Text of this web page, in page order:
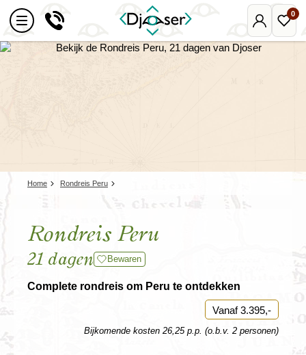
Mijn
Djoser
0
Home Rondreis Peru
Rondreis Peru
21 dagen Bewaren
Complete rondreis om Peru te ontdekken
Vanaf 3.395,-
Bijkomende kosten 26,25 p.p. (o.b.v. 2 personen)